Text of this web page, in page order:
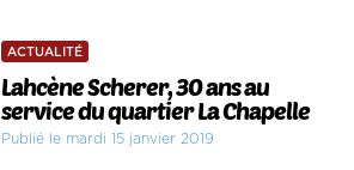
ACTUALITÉ
Lahcène Scherer, 30 ans au
service du quartier La Chapelle
Publié le mardi 15 janvier 2019